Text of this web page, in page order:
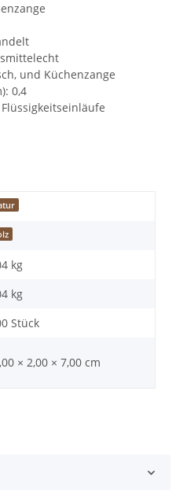
und Küchenzange
0,4
kg
kg
Stück
× 2,00 × 7,00 cm